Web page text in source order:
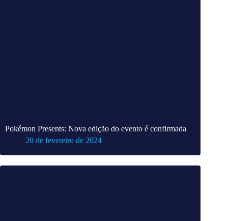
Pokémon Presents: Nova edição do evento é confirmada
20 de fevereiro de 2024